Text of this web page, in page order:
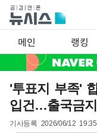
메인 랭킹
'투표지 부족'
입건…출국금지
기사등록 2026/06/12